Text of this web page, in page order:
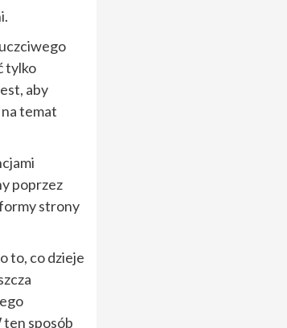
tylko
aby
temat
poprzez
strony
to, co dzieje
ten sposób